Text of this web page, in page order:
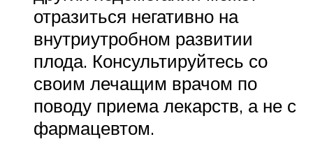
отразиться негативно на
внутриутробном развитии
плода. Консультируйтесь со
своим лечащим врачом по
поводу приема лекарств, а не с
фармацевтом.